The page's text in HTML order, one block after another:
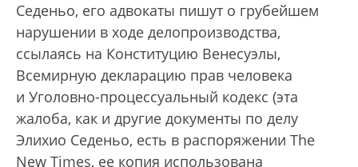
Седеньо, его адвокаты пишут о грубейшем
нарушении в ходе делопроизводства,
ссылаясь на Конституцию Венесуэлы,
Всемирную декларацию прав человека
и Уголовно-процессуальный кодекс (эта
жалоба, как и другие документы по делу
Элихио Седеньо, есть в распоряжении The
New Times, ее копия использована